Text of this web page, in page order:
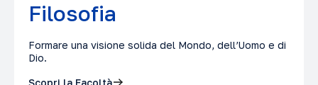
Filosofia
Formare una visione solida del Mondo, dell’Uomo e di
Dio.
Scopri la Facoltà